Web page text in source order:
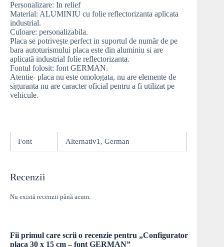
Personalizare: In relief
Material: ALUMINIU cu folie reflectorizanta aplicata
industrial.
Culoare: personalizabila.
Placa se potrivește perfect in suportul de număr de pe
bara autoturismului placa este din aluminiu si are
aplicată industrial folie reflectorizanta.
Fontul folosit: font GERMAN.
Atentie- placa nu este omologata, nu are elemente de
siguranta nu are caracter oficial pentru a fi utilizat pe
vehicule.
Font Alternativ1, German
Recenzii
Nu există recenzii până acum.
Fii primul care scrii o recenzie pentru „Configurator
placa 30 x 15 cm – font GERMAN”